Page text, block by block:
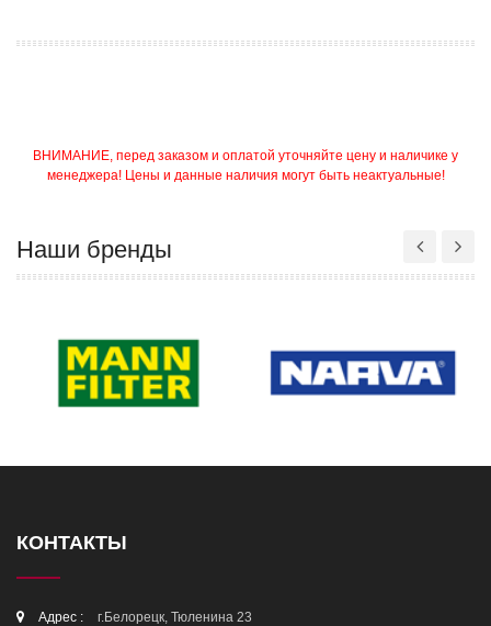
ВНИМАНИЕ, перед заказом и оплатой уточняйте цену и наличике у
менеджера! Цены и данные наличия могут быть неактуальные!
Наши бренды
КОНТАКТЫ
Адрес : г.Белорецк, Тюленина 23